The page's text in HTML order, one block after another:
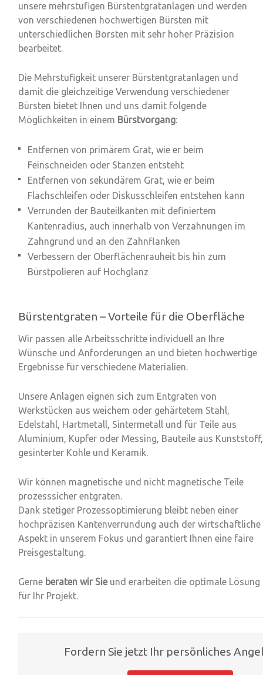
unsere mehrstufigen Bürstentgratanlagen und werden
von verschiedenen hochwertigen Bürsten mit
unterschiedlichen Borsten mit sehr hoher Präzision
bearbeitet.
Die Mehrstufigkeit unserer Bürstentgratanlagen und
damit die gleichzeitige Verwendung verschiedener
Bürsten bietet Ihnen und uns damit folgende
Möglichkeiten in einem Bürstvorgang:
Entfernen von primärem Grat, wie er beim
Feinschneiden oder Stanzen entsteht
Entfernen von sekundärem Grat, wie er beim
Flachschleifen oder Diskusschleifen entstehen kann
Verrunden der Bauteilkanten mit definiertem
Kantenradius, auch innerhalb von Verzahnungen im
Zahngrund und an den Zahnflanken
Verbessern der Oberflächenrauheit bis hin zum
Bürstpolieren auf Hochglanz
Bürstentgraten – Vorteile für die Oberfläche
Wir passen alle Arbeitsschritte individuell an Ihre
Wünsche und Anforderungen an und bieten hochwertige
Ergebnisse für verschiedene Materialien.
Unsere Anlagen eignen sich zum Entgraten von
Werkstücken aus weichem oder gehärtetem Stahl,
Edelstahl, Hartmetall, Sintermetall und für Teile aus
Aluminium, Kupfer oder Messing, Bauteile aus Kunststoff,
gesinterter Kohle und Keramik.
Wir können magnetische und nicht magnetische Teile
prozesssicher entgraten.
Dank stetiger Prozessoptimierung bleibt neben einer
hochpräzisen Kantenverrundung auch der wirtschaftliche
Aspekt in unserem Fokus und garantiert Ihnen eine faire
Preisgestaltung.
Gerne beraten wir Sieund erarbeiten die optimale Lösung
für Ihr Projekt.
Fordern Sie jetzt Ihr persönliches